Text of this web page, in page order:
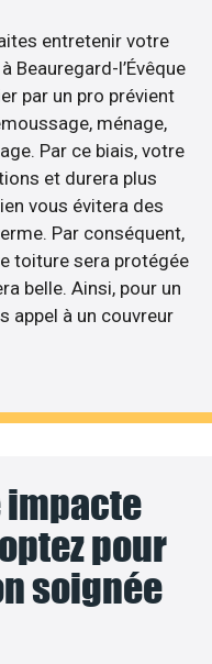
entretenir votre
Beauregard-l’Évêque
par un pro prévient
ménage,
Par ce biais, votre
et durera plus
vous évitera des
Par conséquent,
toiture sera protégée
belle. Ainsi, pour un
appel à un couvreur
impacte
pour
soignée